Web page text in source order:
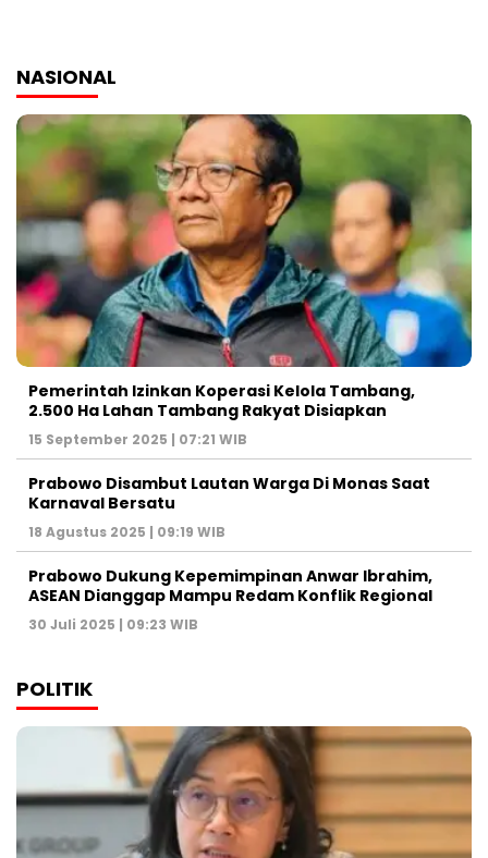
NASIONAL
Pemerintah Izinkan Koperasi Kelola Tambang,
2.500 Ha Lahan Tambang Rakyat Disiapkan
15 September 2025 | 07:21 WIB
Prabowo Disambut Lautan Warga Di Monas Saat
Karnaval Bersatu
18 Agustus 2025 | 09:19 WIB
Prabowo Dukung Kepemimpinan Anwar Ibrahim,
ASEAN Dianggap Mampu Redam Konflik Regional
30 Juli 2025 | 09:23 WIB
POLITIK